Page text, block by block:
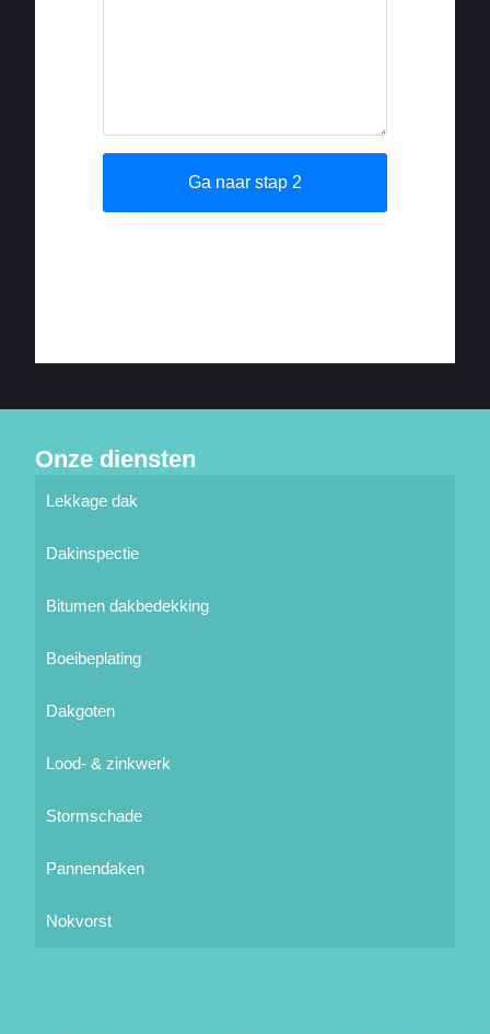
Onze diensten
Lekkage dak
Dakinspectie
Bitumen dakbedekking
Boeibeplating
Dakgoten
Lood- & zinkwerk
Stormschade
Pannendaken
Nokvorst